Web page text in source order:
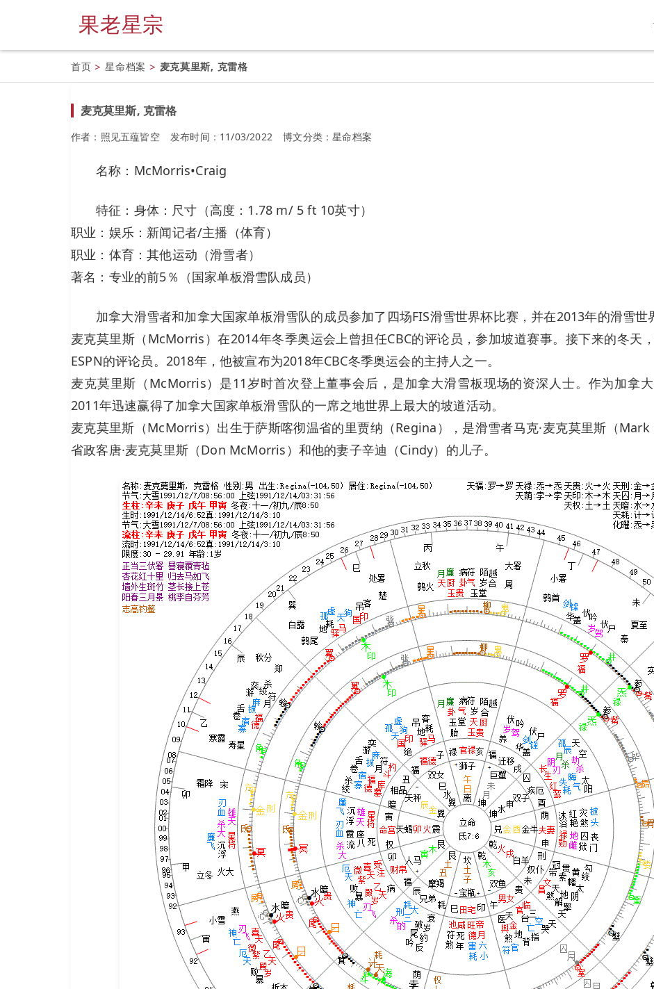
果老星宗
首页 > 星命档案 > 麦克莫里斯, 克雷格
麦克莫里斯, 克雷格
作者：照见五蕴皆空 发布时间：11/03/2022 博文分类：星命档案
名称：McMorris•Craig
特征：身体：尺寸（高度：1.78 m/ 5 ft 10英寸）
职业：娱乐：新闻记者/主播（体育）
职业：体育：其他运动（滑雪者）
著名：专业的前5％（国家单板滑雪队成员）
加拿大滑雪者和加拿大国家单板滑雪队的成员参加了四场FIS滑雪世界杯比赛，并在2013年的滑雪世
麦克莫里斯（McMorris）在2014年冬季奥运会上曾担任CBC的评论员，参加坡道赛事。接下来的冬天
ESPN的评论员。2018年，他被宣布为2018年CBC冬季奥运会的主持人之一。
麦克莫里斯（McMorris）是11岁时首次登上董事会后，是加拿大滑雪板现场的资深人士。作为加拿
2011年迅速赢得了加拿大国家单板滑雪队的一席之地世界上最大的坡道活动。
麦克莫里斯（McMorris）出生于萨斯喀彻温省的里贾纳（Regina），是滑雪者马克·麦克莫里斯（
省政客唐·麦克莫里斯（Don McMorris）和他的妻子辛迪（Cindy）的儿子。